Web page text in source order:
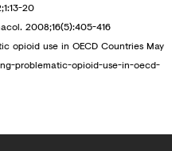
20
2008;16(5):405-416
opioid use in OECD Countries May
problematic-opioid-use-in-oecd-